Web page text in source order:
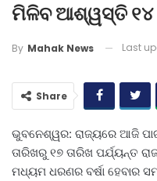
ମିଳିବ ଆଶ୍ୱସ୍ତି ୧୪
By Mahak News Last
Share
ଭୁବନେଶ୍ୱର: ରାଜ୍ୟରେ ଆଜି
ତାରିଖରୁ ୧୭ ତାରିଖ ପର୍ଯ୍ୟନ୍ତ
ମଧ୍ୟମ ଧରଣର ବର୍ଷା ହେବାର